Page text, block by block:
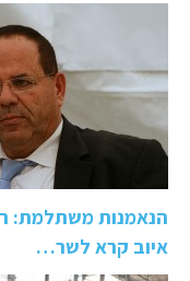
הנאמנות משתלמת:
איוב קרא לשר…